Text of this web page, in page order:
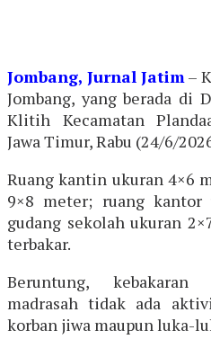
Jombang, Jurnal Jatim –
Jombang, yang berada di
Klitih Kecamatan
Jawa Timur, Rabu (24/6/
Ruang kantin ukuran 4×6
9×8 meter; ruang
gudang sekolah ukuran
terbakar.
Beruntung,
madrasah tidak ada
korban jiwa maupun luka-